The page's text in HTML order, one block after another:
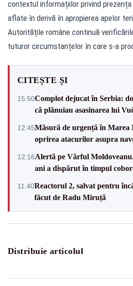
contextul informațiilor privind
aflate în derivă în apropierea apelor
Autoritățile române continuă
tuturor circumstanțelor în care s-a
CITEȘTE ȘI
15:50Complot dejucat în Serbia:
că plănuiau asasinarea lui
12:45Măsură de urgență în Marea
oprirea atacurilor asupra
12:16Alertă pe Vârful
ani a dispărut în timpul
11:40Reactorul 2, salvat pentru
făcut de Radu Miruță
Distribuie articolul